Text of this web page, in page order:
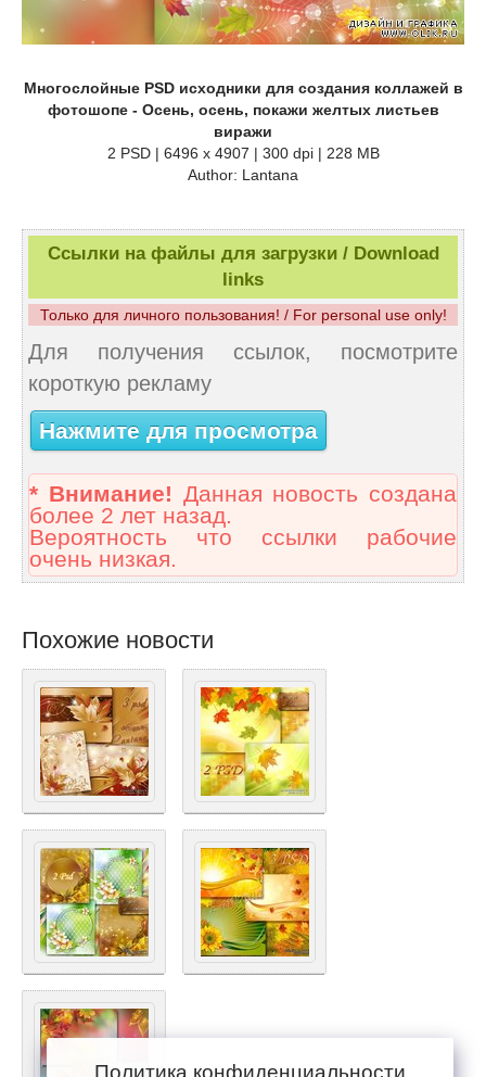
Многослойные PSD исходники для создания коллажей в
фотошопе - Осень, осень, покажи желтых листьев
виражи
2 PSD | 6496 x 4907 | 300 dpi | 228 MB
Author: Lantana
Ссылки на файлы для загрузки / Download
links
Только для личного пользования! / For personal use only!
Для получения ссылок, посмотрите
короткую рекламу
Нажмите для просмотра
* Внимание! Данная новость создана
более 2 лет назад.
Вероятность что ссылки рабочие
очень низкая.
Похожие новости
Политика конфиденциальности